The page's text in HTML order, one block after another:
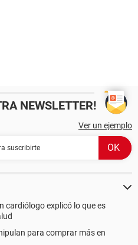
NEWSLETTER!
Ver un ejemplo
cardiólogo explicó lo que es
para comprar más en